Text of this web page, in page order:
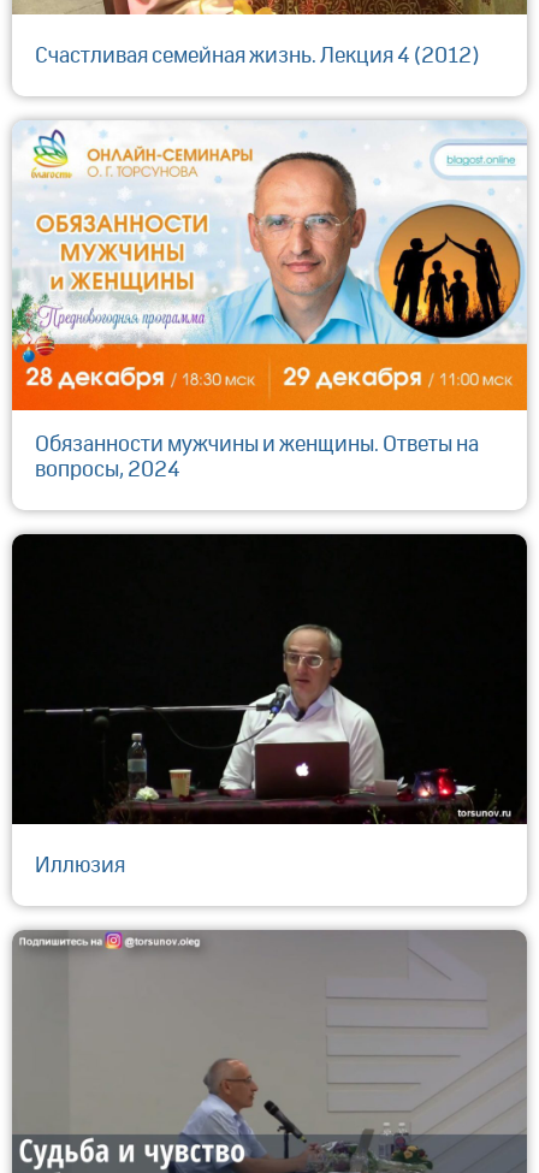
Счастливая семейная жизнь. Лекция 4 (2012)
Обязанности мужчины и женщины. Ответы на
вопросы, 2024
Иллюзия